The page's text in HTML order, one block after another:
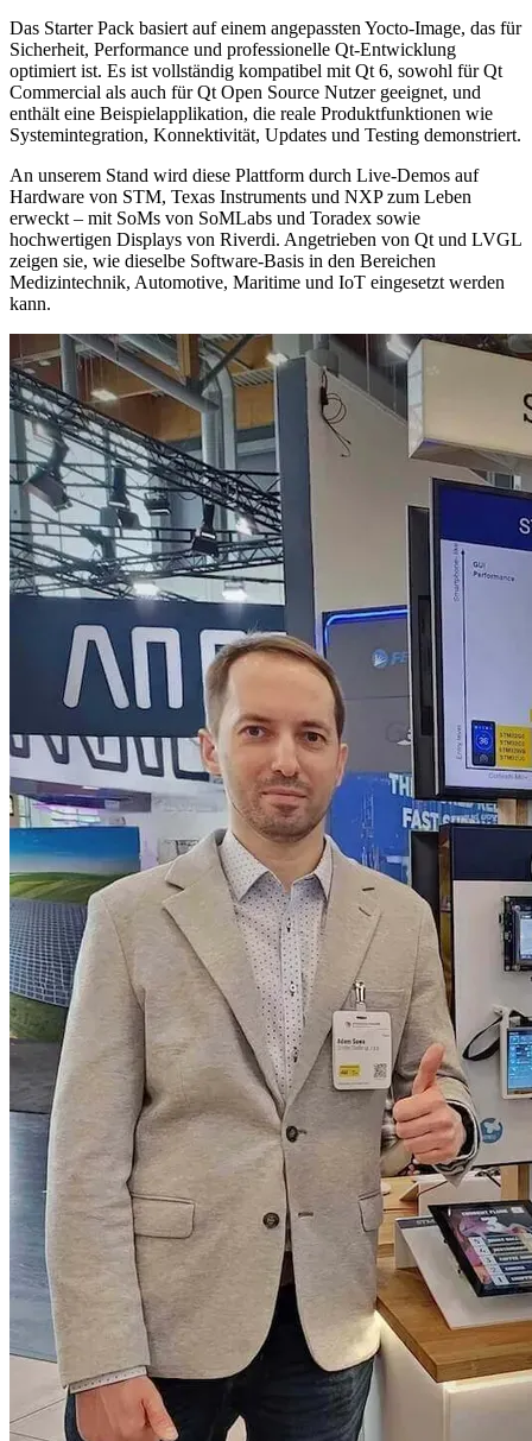
Das Starter Pack basiert auf einem angepassten Yocto-Image, das für
Sicherheit, Performance und professionelle Qt-Entwicklung
optimiert ist. Es ist vollständig kompatibel mit Qt 6, sowohl für Qt
Commercial als auch für Qt Open Source Nutzer geeignet, und
enthält eine Beispielapplikation, die reale Produktfunktionen wie
Systemintegration, Konnektivität, Updates und Testing demonstriert.
An unserem Stand wird diese Plattform durch Live-Demos auf
Hardware von STM, Texas Instruments und NXP zum Leben
erweckt – mit SoMs von SoMLabs und Toradex sowie
hochwertigen Displays von Riverdi. Angetrieben von Qt und LVGL
zeigen sie, wie dieselbe Software-Basis in den Bereichen
Medizintechnik, Automotive, Maritime und IoT eingesetzt werden
kann.